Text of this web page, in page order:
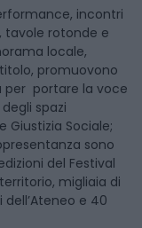
incontri
tavole rotonde e
locale,
promuovono
per portare la voce
spazi
Giustizia Sociale;
sono
del Festival
migliaia di
e 40